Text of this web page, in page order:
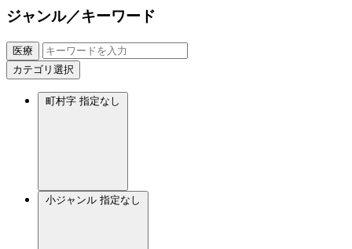
ジャンル／キーワード
医療
カテゴリ選択
町村字 指定なし
小ジャンル 指定なし